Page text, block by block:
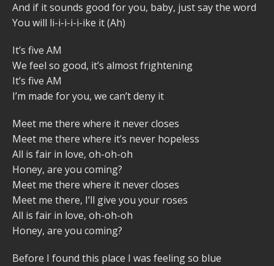
And if it sounds good for you, baby, just say the word
You will li-i-i-i-i-ike it (Ah)
It’s five AM
We feel so good, it’s almost frightening
It’s five AM
I’m made for you, we can’t deny it
Meet me there where it never closes
Meet me there where it’s never hopeless
All is fair in love, oh-oh-oh
Honey, are you coming?
Meet me there where it never closes
Meet me there, I’ll give you your roses
All is fair in love, oh-oh-oh
Honey, are you coming?
Before I found this place I was feeling so blue